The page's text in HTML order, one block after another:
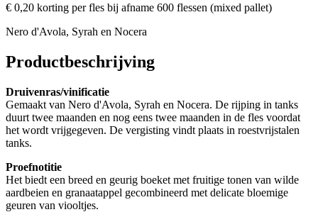
€ 0,20 korting per fles bij afname 600 flessen (mixed pallet)
Nero d'Avola, Syrah en Nocera
Productbeschrijving
Druivenras/vinificatie
Gemaakt van Nero d'Avola, Syrah en Nocera. De rijping in tanks
duurt twee maanden en nog eens twee maanden in de fles voordat
het wordt vrijgegeven. De vergisting vindt plaats in roestvrijstalen
tanks.
Proefnotitie
Het biedt een breed en geurig boeket met fruitige tonen van wilde
aardbeien en granaatappel gecombineerd met delicate bloemige
geuren van viooltjes.